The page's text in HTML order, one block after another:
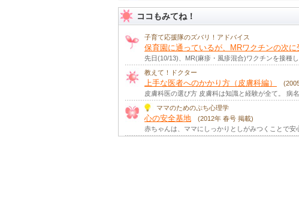
身の周りにあるものを別のものに見立てて遊ぶ「
ストレスを味方につけるとは
子育て中のママやパパは、育児、仕事、人間関係
【ママのためのぷち心理学】
笑顔が笑顔を呼ぶのはなぜ？
ママやパパが微笑むと、子どもたちも微笑んでく
【ママのためのぷち心理学】
ほめ合う家族の漏れ聞きコミュニケーション
子どもたちは、ほめられることが大好き。もちろ
【ママのためのぷち心理学】
ココもみてね！
子育て応援隊のズバリ！アドバイス
保育園に通っているが、MRワクチンの次に
先日(10/13)、MR(麻疹・風疹混合)ワクチンを接種
教えて！ドクター
上手な医者へのかかり方（皮膚科編）
皮膚科医の選び方 皮膚科は知識と経験が全て。 病
ママのためのぷち心理学
心の安全基地
(2012年 春号 掲載)
赤ちゃんは、ママにしっかりとしがみつくことで